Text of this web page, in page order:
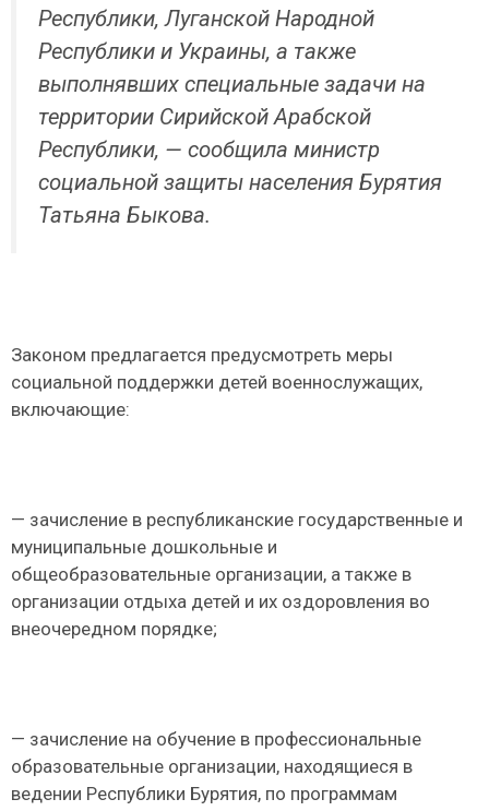
Республики, Луганской Народной
Республики и Украины, а также
выполнявших специальные задачи на
территории Сирийской Арабской
Республики, — сообщила министр
социальной защиты населения Бурятия
Татьяна Быкова.
Законом предлагается предусмотреть меры
социальной поддержки детей военнослужащих,
включающие:
— зачисление в республиканские государственные и
муниципальные дошкольные и
общеобразовательные организации, а также в
организации отдыха детей и их оздоровления во
внеочередном порядке;
— зачисление на обучение в профессиональные
образовательные организации, находящиеся в
ведении Республики Бурятия, по программам